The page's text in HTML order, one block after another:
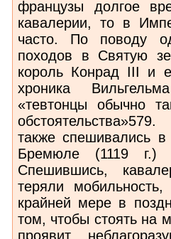
французы долгое
кавалерии, то в
часто. По поводу
походов в Святую
король Конрад III и
хроника
«тевтонцы обычно
также спешивались
Бремюле (1119 г.)
Спешившись,
теряли
крайней мере в
том, чтобы стоять на
проявит